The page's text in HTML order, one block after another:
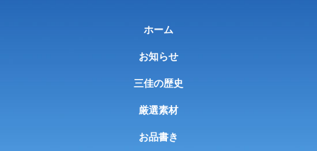
ホーム
お知らせ
三佳の歴史
厳選素材
お品書き